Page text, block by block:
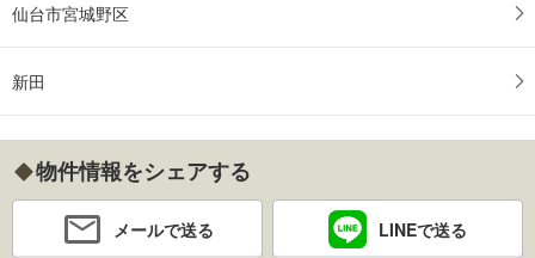
仙台市宮城野区
新田
物件情報をシェアする
メールで送る LINEで送る